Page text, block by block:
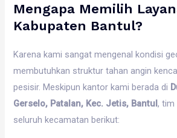
Mengapa Memilih
Kabupaten Bantul?
Karena kami sangat mengenal kondisi
membutuhkan struktur tahan angin
pesisir. Meskipun kantor kami berada di
Gerselo, Patalan, Kec. Jetis, Bantul, tim
seluruh kecamatan berikut: